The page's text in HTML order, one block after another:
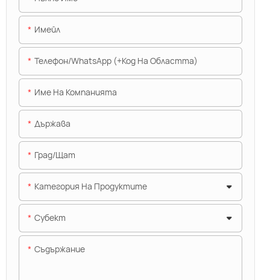
Имейл
Телефон/WhatsApp (+Код На Областта)
Име На Компанията
Държава
Град/щат
Категория На Продуктите
Субект
Съдържание